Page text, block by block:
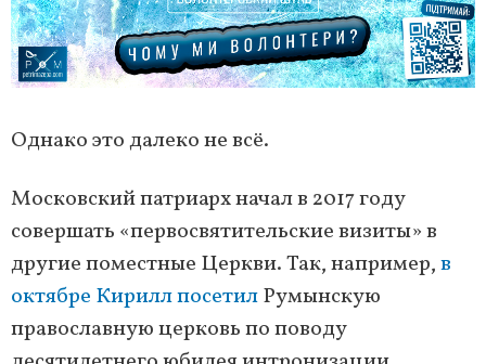
Однако это далеко не всё.
Московский патриарх начал в 2017 году
совершать «первосвятительские визиты» в
другие поместные Церкви. Так, например,в
октябре Кирилл посетилРумынскую
православную церковь по поводу